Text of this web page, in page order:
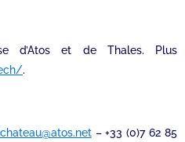
d’Atos et de Thales. Plus
.
– +33 (0)7 62 85